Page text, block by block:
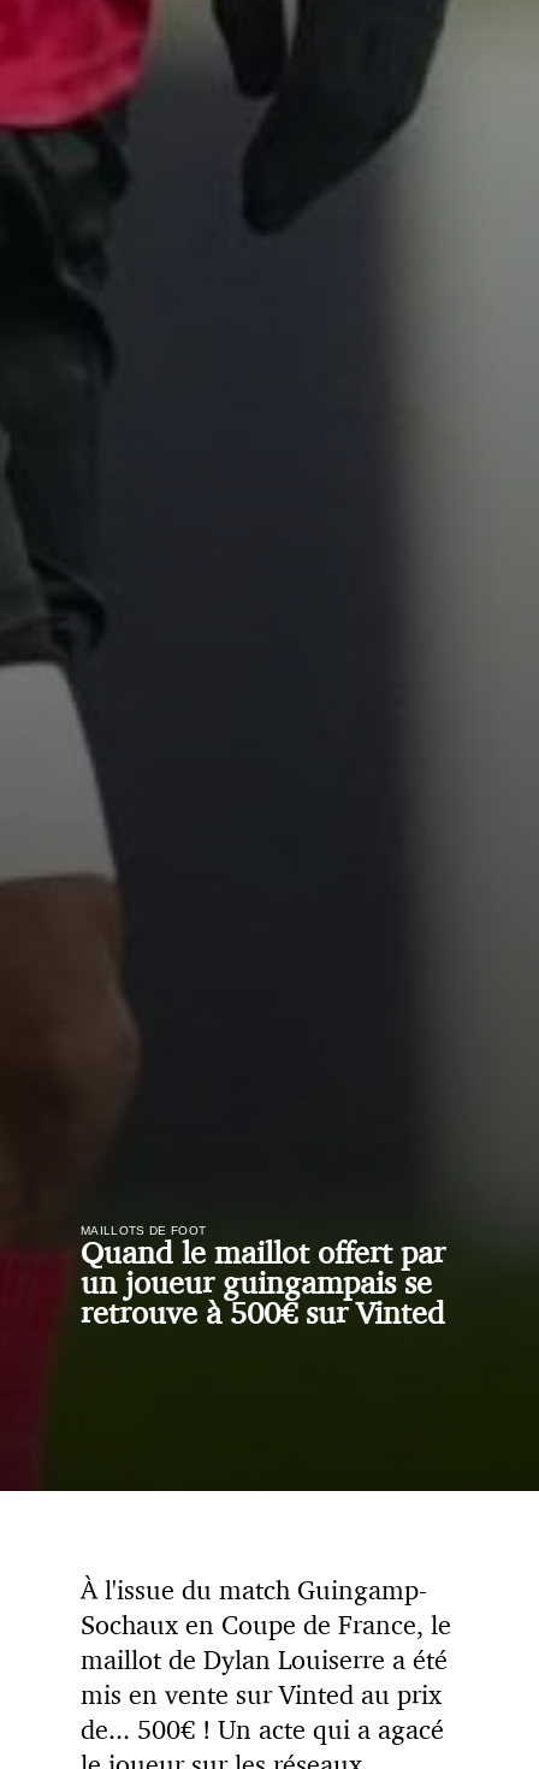
MAILLOTS DE FOOT
Quand le maillot offert par
un joueur guingampais se
retrouve à 500€ sur Vinted
À l'issue du match Guingamp-
Sochaux en Coupe de France, le
maillot de Dylan Louiserre a été
mis en vente sur Vinted au prix
de... 500€ ! Un acte qui a agacé